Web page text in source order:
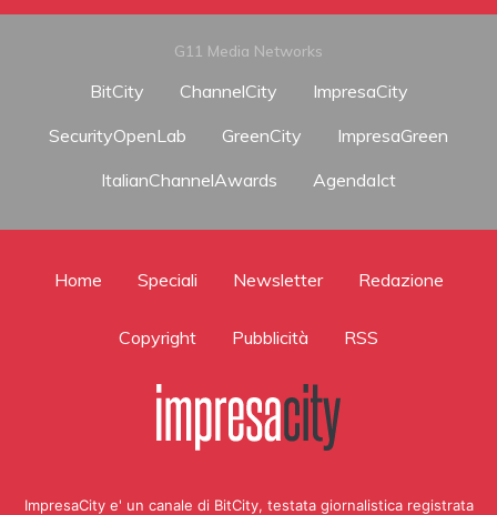
G11 Media Networks
BitCity ChannelCity
ImpresaCity
SecurityOpenLab
GreenCity
ImpresaGreen
ItalianChannelAwards
AgendaIct
Home Speciali Newsletter Redazione
Copyright Pubblicità RSS
ImpresaCity e' un canale di BitCity, testata giornalistica registrata